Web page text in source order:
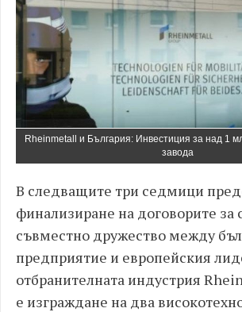
Rheinmetall и България: Инвестиция за над 1
завода
В следващите три седмици
финализиране на договорите за
съвместно дружество между
предприятие и европейския
отбранителната индустрия
е изграждане на два